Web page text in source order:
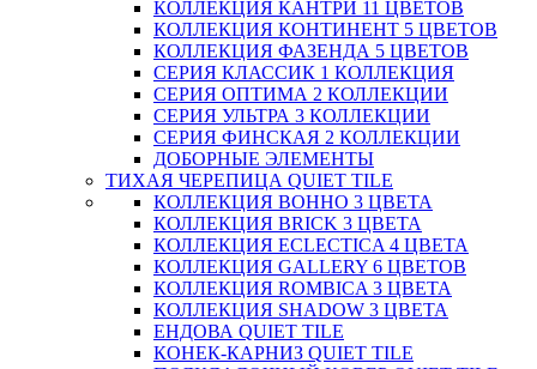
КОЛЛЕКЦИЯ КАНТРИ 11 ЦВЕТОВ
КОЛЛЕКЦИЯ КОНТИНЕНТ 5 ЦВЕТОВ
КОЛЛЕКЦИЯ ФАЗЕНДА 5 ЦВЕТОВ
СЕРИЯ КЛАССИК 1 КОЛЛЕКЦИЯ
СЕРИЯ ОПТИМА 2 КОЛЛЕКЦИИ
СЕРИЯ УЛЬТРА 3 КОЛЛЕКЦИИ
СЕРИЯ ФИНСКАЯ 2 КОЛЛЕКЦИИ
ДОБОРНЫЕ ЭЛЕМЕНТЫ
ТИХАЯ ЧЕРЕПИЦА QUIET TILE
КОЛЛЕКЦИЯ BOHHO 3 ЦВЕТА
КОЛЛЕКЦИЯ BRICK 3 ЦВЕТА
КОЛЛЕКЦИЯ ECLECTICA 4 ЦВЕТА
КОЛЛЕКЦИЯ GALLERY 6 ЦВЕТОВ
КОЛЛЕКЦИЯ ROMBICA 3 ЦВЕТА
КОЛЛЕКЦИЯ SHADOW 3 ЦВЕТА
ЕНДОВА QUIET TILE
КОНЕК-КАРНИЗ QUIET TILE